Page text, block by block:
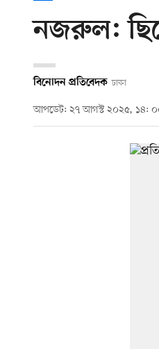
নজরুল:
বিনোদন প্রতিবেদক ঢাকা
আপডেট: ২৭ আগস্ট ২০২৫, ১৪: